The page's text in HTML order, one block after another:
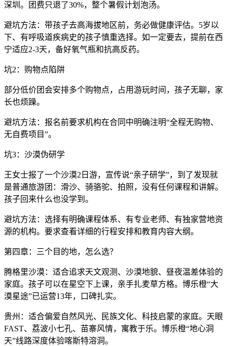
深圳。团费只退了30%，整个暑假计划泡汤。
避坑方法：带孩子去高海拔地区前，务必做健康评估。5岁以
下、有呼吸道疾病史的孩子慎重选择。如一定要去，提前在西
宁适应2-3天，备好氧气瓶和抗高反药。
坑2：购物点陷阱
部分低价团会安排多个购物点，占用游玩时间，孩子无聊，家
长也烦躁。
避坑方法：报名前要求机构在合同中明确注明“全程无购物、
无自费项目”。
坑3：沙漠伪研学
王女士报了一个沙漠2日游，宣传说“亲子研学”，到了发现就
是普通旅游团：滑沙、骑骆驼、拍照，没有任何课程和讲解。
孩子回来什么也没学到。
避坑方法：选择有明确课程体系、有专业老师、有独家营地资
源的机构。要求查看详细的行程安排和教育内容大纲。
第四章：三个目的地，怎么选？
腾格里沙漠：适合追求天文观测、沙漠地貌、昼夜温差体验的
家庭。孩子可以在星空下上课，亲手扎麦草方格。博乐橙“大
漠星途”已运营13年，口碑扎实。
贵州：适合偏爱自然风光、民族文化、科技启蒙的家庭。天眼
FAST、荔波小七孔、苗寨风情，寓教于乐。博乐橙“地心洞
天”线路深度体验喀斯特溶洞。